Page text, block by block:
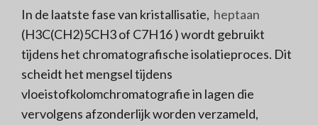
In de laatste fase van kristallisatie, heptaan
(H3C(CH2)5CH3of C7H16) wordt gebruikt
tijdens het chromatografische isolatieproces. Dit
scheidt het mengsel tijdens
vloeistofkolomchromatografie in lagen die
vervolgens afzonderlijk worden verzameld,